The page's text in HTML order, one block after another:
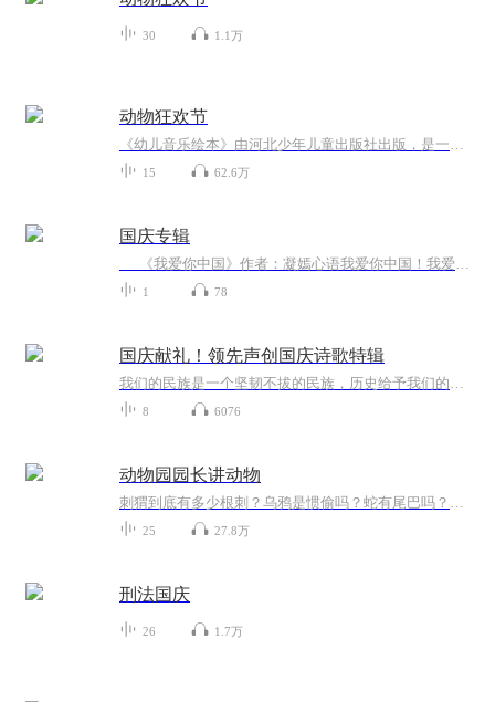
30 1.1万
动物狂欢节
《幼儿音乐绘本》由河北少年儿童出版社出版，是一套让3-6岁幼儿体会古典音乐的故事绘本。丛书包括《动物狂欢节》《胡桃夹子》《魔笛》《彼得与狼》。孩子们可以一边阅读有趣的故事，一边聆听大师的杰作。没有复杂的乐理知识，孩子更容易产生直观的体验。孩...
15 62.6万
国庆专辑
《我爱你中国》作者：凝嫣心语我爱你中国！我爱你春天蓬勃的秧苗；我爱你秋日金黄的硕果。我爱你中国！我爱你青松气质，我爱你红梅品格！我爱你家乡的甜蔗好像乳汁滋润着我的心窝。我爱你中国，我要把最美的歌儿献给你，我的母亲我的祖国。我爱你中国，我爱...
1 78
国庆献礼！领先声创国庆诗歌特辑
我们的民族是一个坚韧不拔的民族，历史给予我们的苦难都变成了闪着金光的勋章！我们的国家是一个龙腾虎跃的国家，那条巨龙正以不可阻挡之势崛起于神奇的东方！------------------------------------------------值此祖国70周年华诞之际，领先声创以诗歌向祖国献礼！用我们的声音、用我们的热血、用我们的灵魂诵读经典爱国篇章，歌颂我们的祖国！永远繁荣富强！
8 6076
动物园园长讲动物
刺猬到底有多少根刺？乌鸦是惯偷吗？蛇有尾巴吗？猪肮脏吗？大象的皮厚吗？鳄鱼会流眼泪吗？小朋友们，这些问题你是不是都想过？那你知道答案吗？如果你想要得到准确的答案，最好是请教一位动物园园长，从今天开始，蝌蚪妈为你们带来《动物园园长解答趣味问题》系列，回答问题的亨利园长是德国慕尼黑海拉布伦动物园园长，他还兼任慕尼黑大学动物学教授，希望你们能喜欢他的答案~
25 27.8万
刑法国庆
26 1.7万